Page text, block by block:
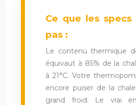
Ce que les
pas :
Le contenu thermique
équivaut à 85% de la
à 21°C. Votre
encore puiser de la
grand froid. Le vrai